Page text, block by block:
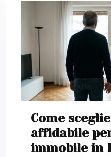
Come
affidabile
immobile in